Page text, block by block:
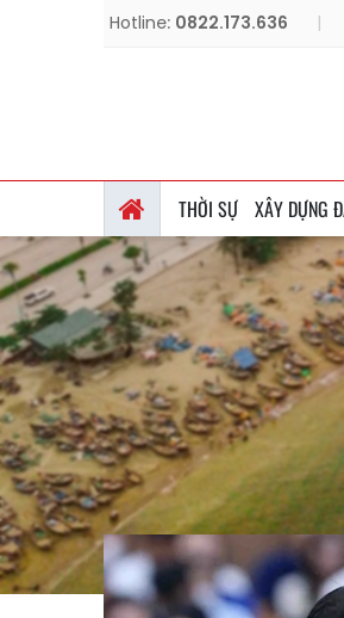
Hotline: 0822.173.636 |
THỜI SỰ XÂY DỰNG